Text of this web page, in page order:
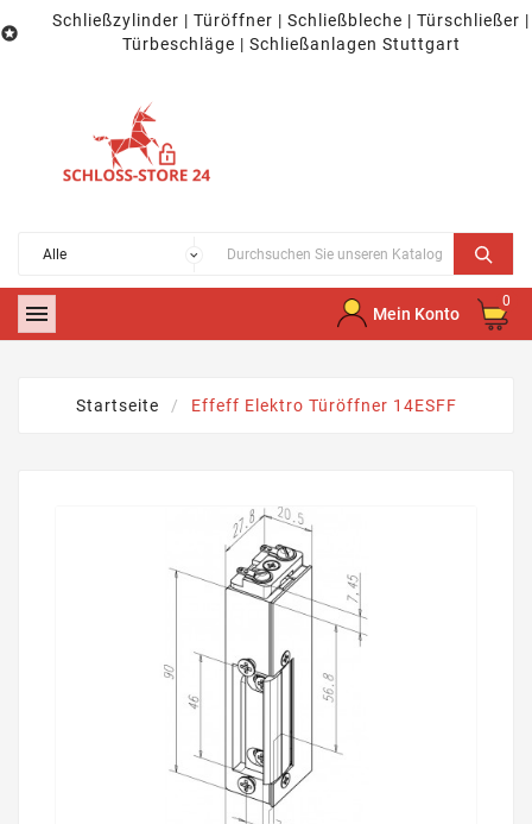

Schließzylinder | Türöffner | Schließbleche | Türschließer |
Türbeschläge | Schließanlagen Stuttgart
 Mein Konto
0
Startseite Effeff Elektro Türöffner 14ESFF